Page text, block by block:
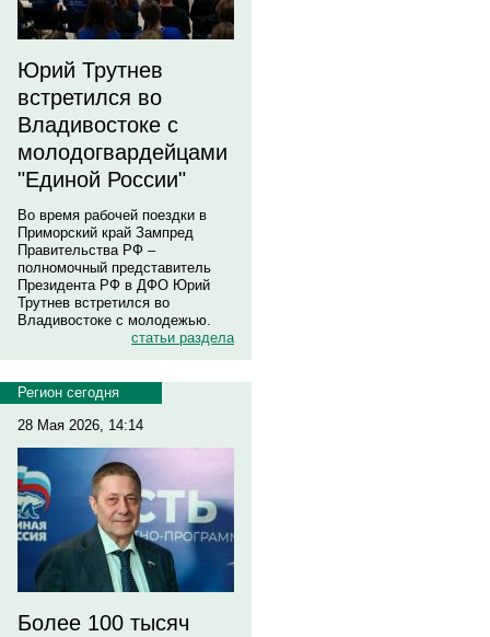
Юрий Трутнев
встретился во
Владивостоке с
молодогвардейцами
"Единой России"
Во время рабочей поездки в
Приморский край Зампред
Правительства РФ –
полномочный представитель
Президента РФ в ДФО Юрий
Трутнев встретился во
Владивостоке с молодежью.
статьи раздела
Регион сегодня
28 Мая 2026, 14:14
Более 100 тысяч